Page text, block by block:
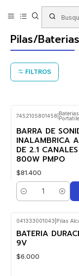
Productos
Pilas/Baterias
FILTROS
7452105801458 Baterias
BARRA DE
INALAMBRICA
DE 2.1 CANALES
800W PMPO
$81.400
Cantidad
041333001043 Pilas
BATERIA
9V
$6.000